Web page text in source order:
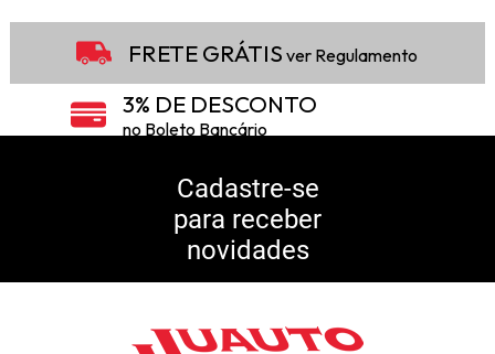
FRETE GRÁTIS ver Regulamento
3% DE DESCONTO
no Boleto Bancário
5% DE DESCONTO
10% DE CASHBACK
Consulte Regulamento
Cadastre-se
para receber
novidades